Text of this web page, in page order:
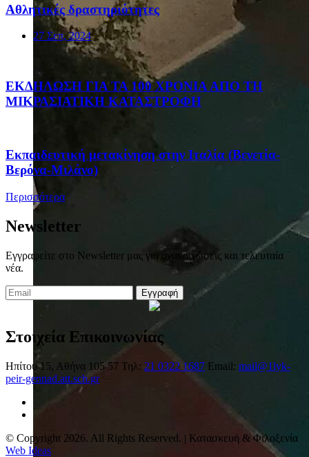
Αθλητικές δραστηριότητες
27 Σεπ, 2024
ΕΚΔΗΛΩΣΗ ΓΙΑ ΤΑ 100 ΧΡΟΝΙΑ ΑΠΟ ΤΗ
ΜΙΚΡΑΣΙΑΤΙΚΗ ΚΑΤΑΣΤΡΟΦΗ
Eκπαιδευτική μετακίνηση στην Ιταλία (Βενετία-
Βερόνα-Μιλάνο)
Περισσότερα
Newsletter
Εγγραφείτε στο Newsletter μας για ανακοινώσεις και τελευταία
νέα.
Εγγραφή
Στοιχεία Επικοινωνίας
Ηπίτου 15, Αθήνα 105 57 Τηλ: 21 0322 1687 Email: mail@1lyk-
peir-gennad.att.sch.gr
© Copyright 2026. All Rights Reserved. | Κατασκευή & Φιλοξενία
Web Ideas